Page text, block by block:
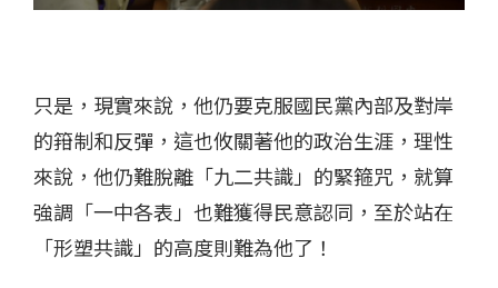
只是，現實來說，他仍要克服國民黨內部及對岸
的箝制和反彈，這也攸關著他的政治生涯，理性
來說，他仍難脫離「九二共識」的緊箍咒，就算
強調「一中各表」也難獲得民意認同，至於站在
「形塑共識」的高度則難為他了！